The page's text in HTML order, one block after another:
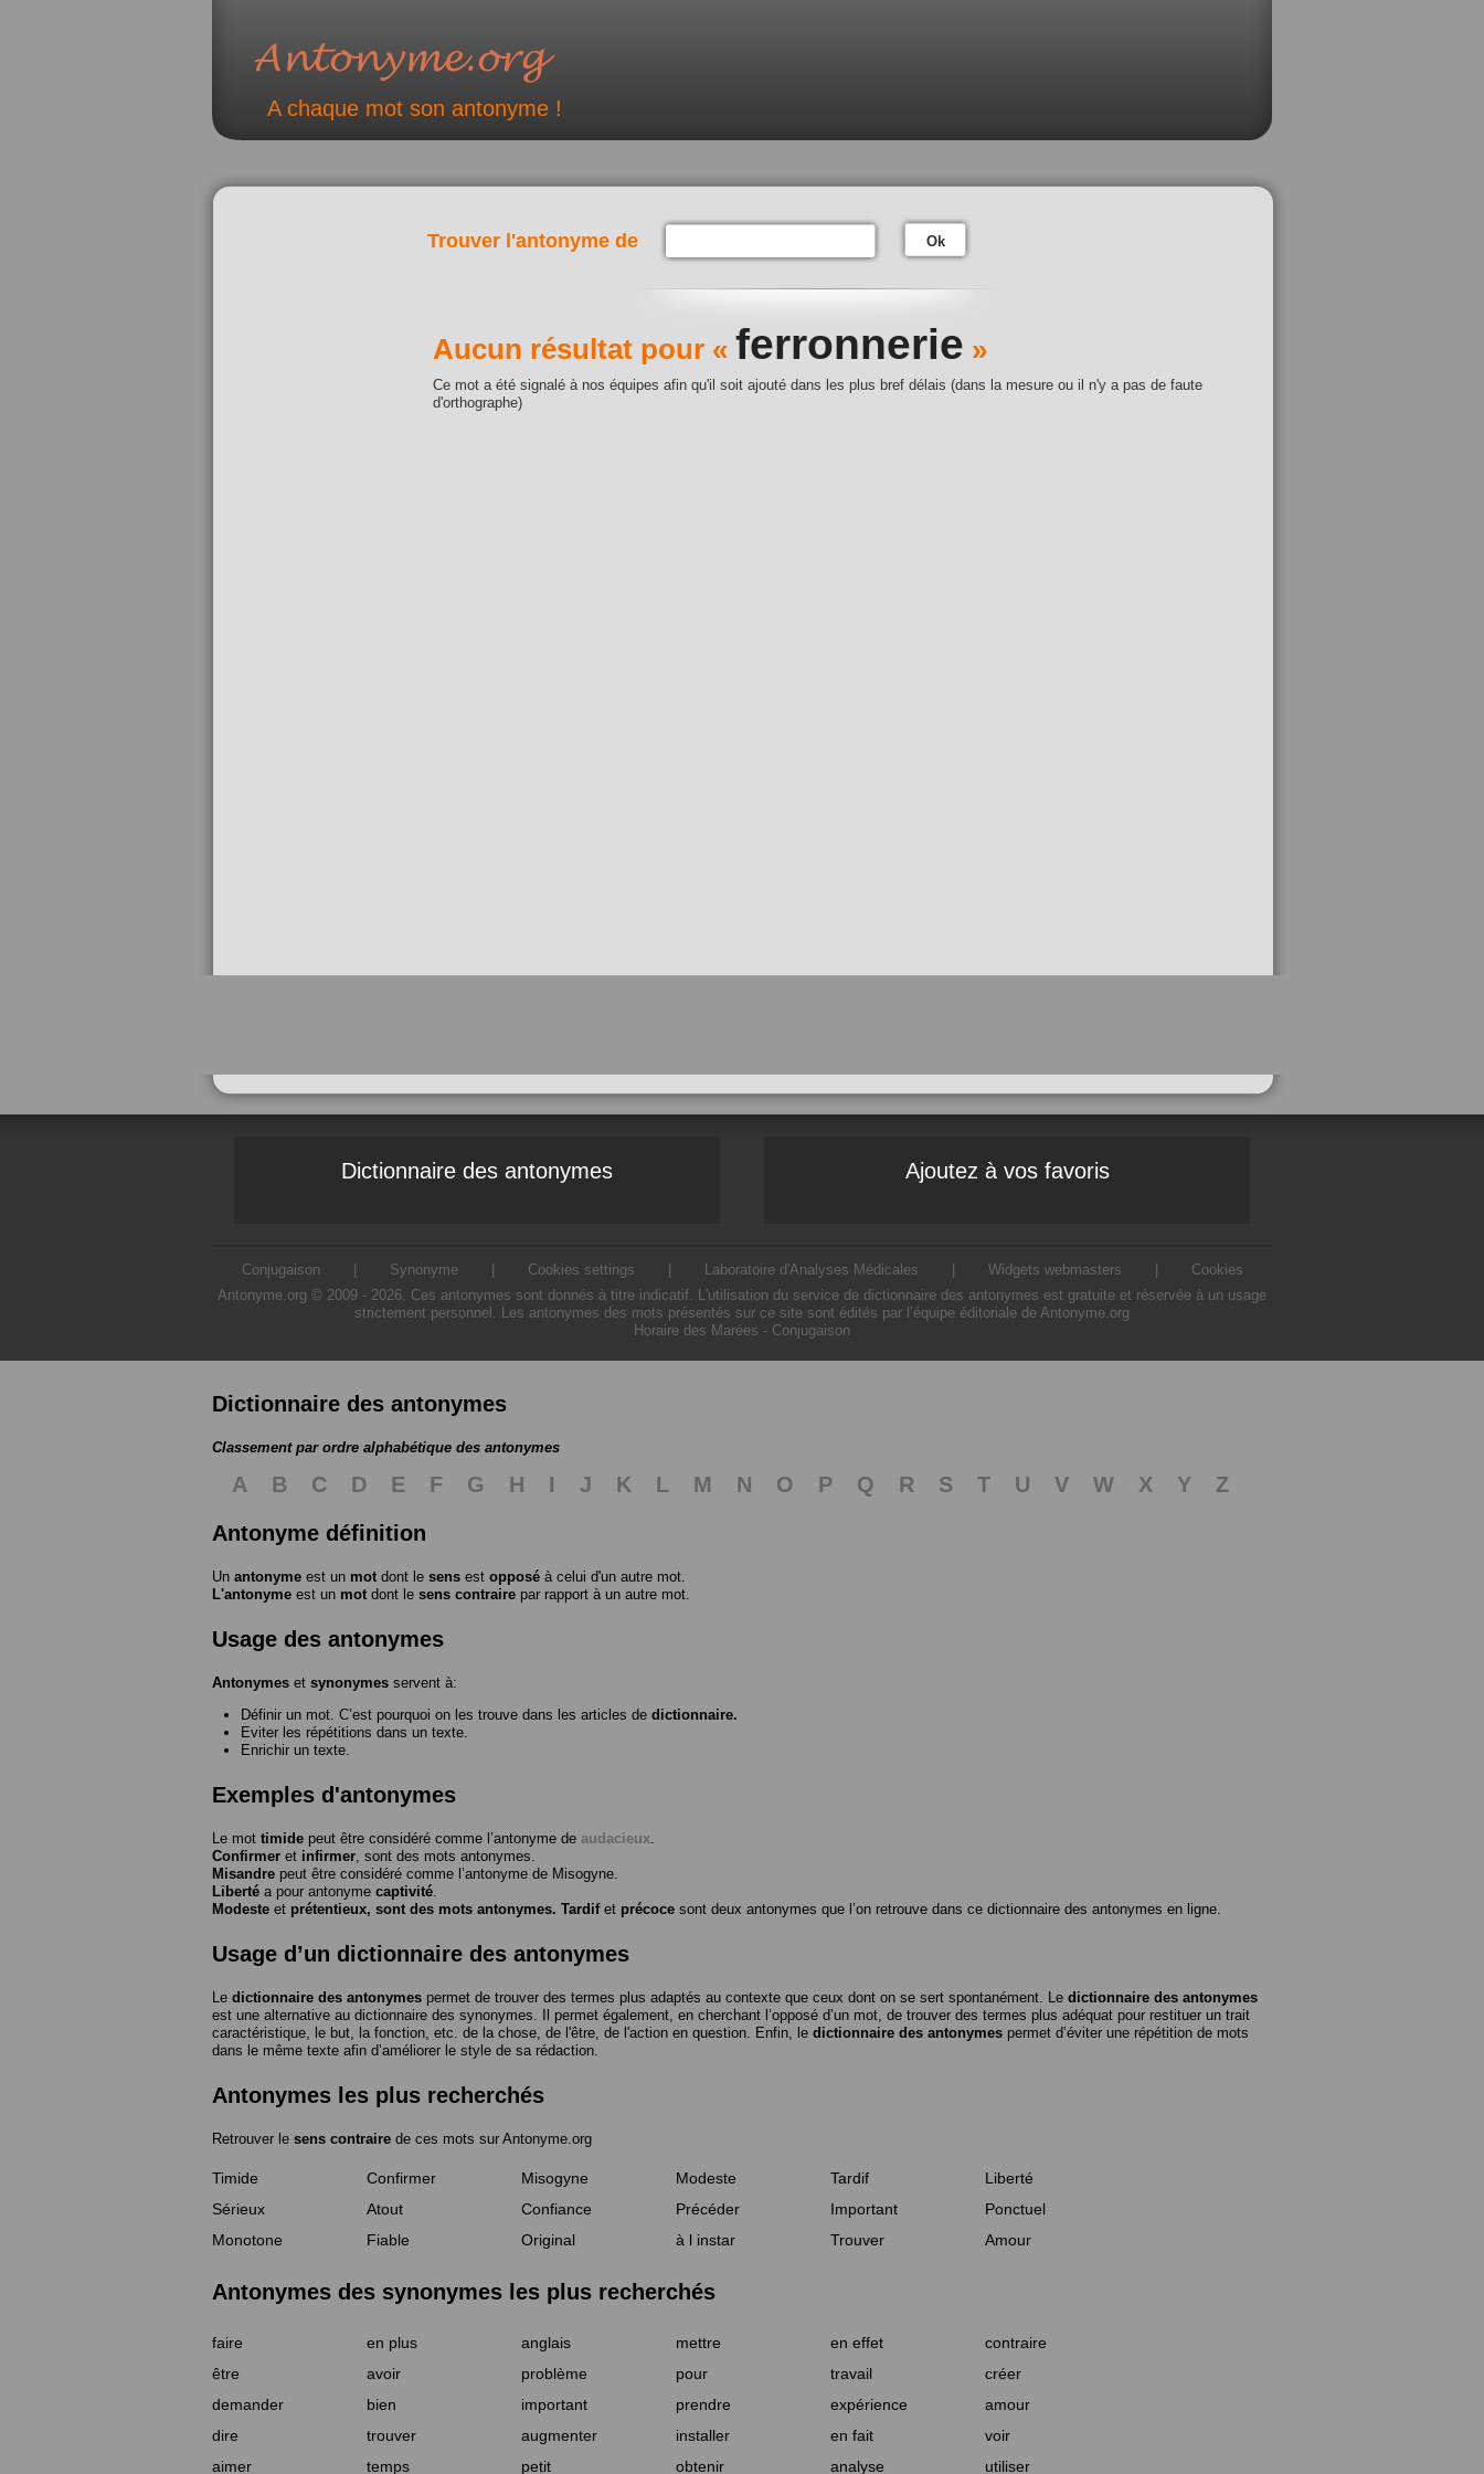
A chaque mot son antonyme !
Trouver l'antonyme de Ok
Aucun résultat pour « ferronnerie »
Ce mot a été signalé à nos équipes afin qu'il soit ajouté dans les plus bref délais (dans la mesure ou il n'y a pas de faute
d'orthographe)
Dictionnaire des antonymes Ajoutez à vos favoris
Conjugaison Synonyme Cookies settings Laboratoire d'Analyses Médicales Widgets webmasters
Cookies
Antonyme.org © 2009 - 2026. Ces antonymes sont donnés à titre indicatif. L'utilisation du service de dictionnaire des antonymes est gratuite et réservée à un usage
strictement personnel. Les antonymes des mots présentés sur ce site sont édités par l’équipe éditoriale de Antonyme.org
Horaire des Marées - Conjugaison
Dictionnaire des antonymes
Classement par ordre alphabétique des antonymes
A B C D E F G H I J K L M N O P Q R S T U V W X Y
Z
Antonyme définition
Un antonyme est un mot dont le sens est opposé à celui d'un autre mot.
L'antonyme est un mot dont le sens contraire par rapport à un autre mot.
Usage des antonymes
Antonymes et synonymes servent à:
Définir un mot. C’est pourquoi on les trouve dans les articles de dictionnaire.
Eviter les répétitions dans un texte.
Enrichir un texte.
Exemples d'antonymes
Le mot timide peut être considéré comme l’antonyme de audacieux
Confirmer et infirmer , sont des mots antonymes.
Misandre peut être considéré comme l’antonyme de Misogyne
Liberté a pour antonyme captivité
Modeste et prétentieux, sont des mots antonymes. Tardifet précoce sont deux antonymes que l’on retrouve dans ce dictionnaire des antonymes en ligne.
Usage d’un dictionnaire des antonymes
Le dictionnaire des antonymes permet de trouver des termes plus adaptés au contexte que ceux dont on se sert spontanément. Le dictionnaire des antonymes
est une alternative au dictionnaire des synonymes. Il permet également, en cherchant l’opposé d’un mot, de trouver des termes plus adéquat pour restituer un trait
caractéristique, le but, la fonction, etc. de la chose, de l'être, de l'action en question. Enfin, le dictionnaire des antonymes permet d’éviter une répétition de mots
dans le même texte afin d’améliorer le style de sa rédaction.
Antonymes les plus recherchés
Retrouver le sens contraire de ces mots sur Antonyme.org
Timide Confirmer Misogyne Modeste Tardif
Liberté
Sérieux
Atout Confiance Précéder Important
Ponctuel
Monotone
Fiable Original à l instar Trouver Amour
Antonymes des synonymes les plus recherchés
faire en plus anglais mettre en effet
contraire
être
avoir problème pour travail
créer
demander
bien important prendre expérience
amour
dire
trouver augmenter installer en fait
voir
aimer
temps petit obtenir analyse utiliser